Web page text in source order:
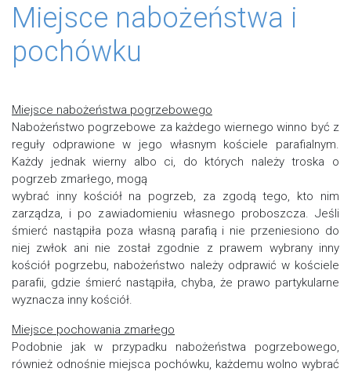
Miejsce nabożeństwa i
pochówku
Miejsce nabożeństwa pogrzebowego
Nabożeństwo pogrzebowe za każdego wiernego winno być z
reguły odprawione w jego własnym kościele parafialnym.
Każdy jednak wierny albo ci, do których należy troska o
pogrzeb zmarłego, mogą
wybrać inny kościół na pogrzeb, za zgodą tego, kto nim
zarządza, i po zawiadomieniu własnego proboszcza. Jeśli
śmierć nastąpiła poza własną parafią i nie przeniesiono do
niej zwłok ani nie został zgodnie z prawem wybrany inny
kościół pogrzebu, nabożeństwo należy odprawić w kościele
parafii, gdzie śmierć nastąpiła, chyba, że prawo partykularne
wyznacza inny kościół.
Miejsce pochowania zmarłego
Podobnie jak w przypadku nabożeństwa pogrzebowego,
również odnośnie miejsca pochówku, każdemu wolno wybrać